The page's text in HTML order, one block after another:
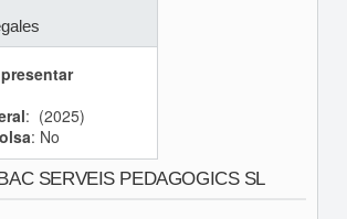
: (2025)
: No
SERVEIS PEDAGOGICS SL